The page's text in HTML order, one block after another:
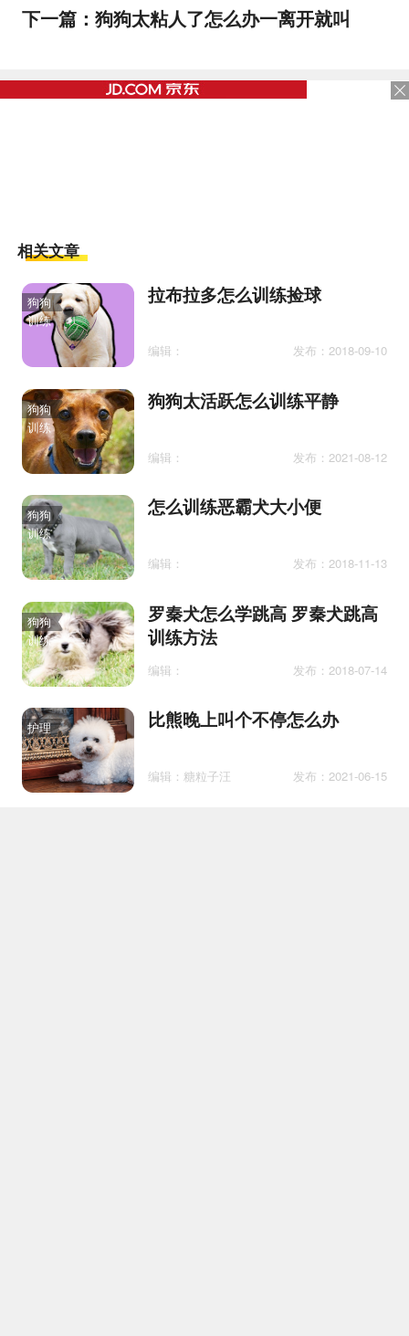
下一篇： 狗狗太粘人了怎么办一离开就叫
相关文章
狗狗
训练
拉布拉多怎么训练捡球
编辑： 发布：2018-09-10
狗狗
训练
狗狗太活跃怎么训练平静
编辑： 发布：2021-08-12
狗狗
训练
怎么训练恶霸犬大小便
编辑： 发布：2018-11-13
狗狗
训练
罗秦犬怎么学跳高 罗秦犬跳高
训练方法
编辑： 发布：2018-07-14
护理 比熊晚上叫个不停怎么办
编辑：糖粒子汪 发布：2021-06-15